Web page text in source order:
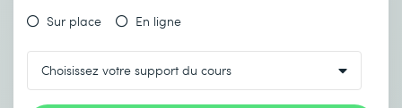
Sur place En ligne